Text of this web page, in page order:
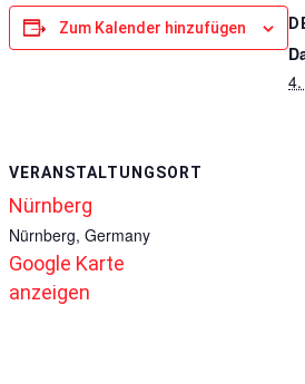
Zum Kalender hinzufügen
VERANSTALTUNGSORT
Nürnberg
Nürnberg, Germany
Google Karte
anzeigen